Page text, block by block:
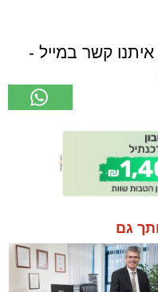
איתנו קשר במייל -
גם